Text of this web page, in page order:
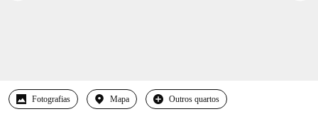
Fotografias Mapa Outros quartos